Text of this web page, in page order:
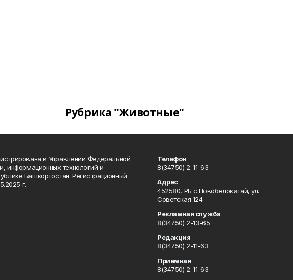
Рубрика "Животные"
в Управлении Федеральной
информационных технологий и
Башкортостан. Регистрационный
г.
Телефон
8(34750) 2-11-63
Адрес
452580, РБ с.Новобелокатай, ул.
Советская 124
Рекламная служба
8(34750) 2-13-65
Редакция
8(34750) 2-11-63
Приемная
8(34750) 2-11-63